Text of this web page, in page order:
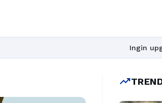
Ingin upgrade skill
trending_up